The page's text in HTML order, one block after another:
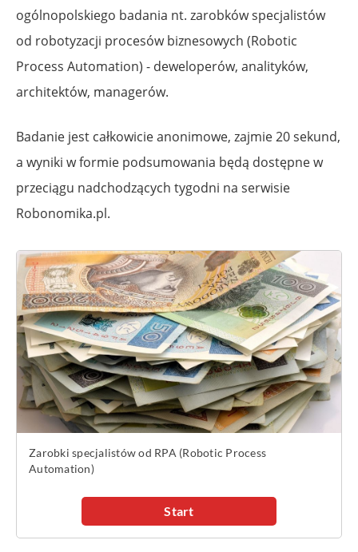
ogólnopolskiego badania nt. zarobków specjalistów
od robotyzacji procesów biznesowych (Robotic
Process Automation) - deweloperów, analityków,
architektów, managerów.
Badanie jest całkowicie anonimowe, zajmie 20 sekund,
a wyniki w formie podsumowania będą dostępne w
przeciągu nadchodzących tygodni na serwisie
Robonomika.pl.